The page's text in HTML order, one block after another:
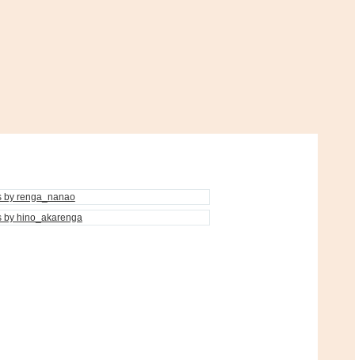
by renga_nanao
by hino_akarenga